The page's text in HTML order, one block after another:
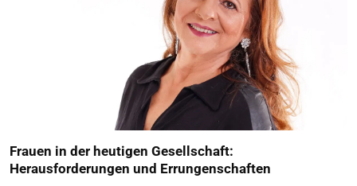
Frauen in der heutigen Gesellschaft:
Herausforderungen und Errungenschaften